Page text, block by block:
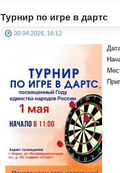
Турнир по игре в дартс
30.04.2026, 16:12